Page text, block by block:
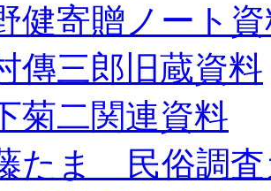
健寄贈ノート
傳三郎旧蔵資料
菊二関連資料
たま 民俗調査